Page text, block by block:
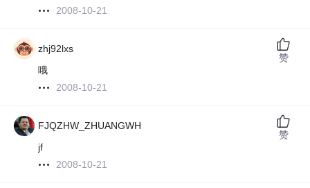
2008-10-21
zhj92lxs
哦
2008-10-21
赞
FJQZHW_ZHUANGWH
jf
2008-10-21
赞